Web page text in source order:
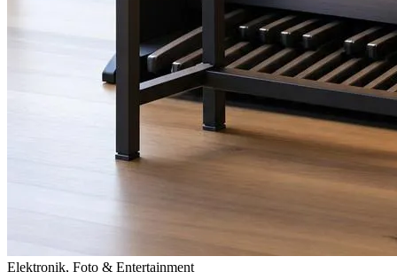
Elektronik, Foto & Entertainment